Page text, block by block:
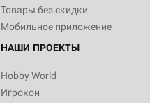
Товары без скидки
Мобильное приложение
НАШИ ПРОЕКТЫ
Hobby World
Игрокон